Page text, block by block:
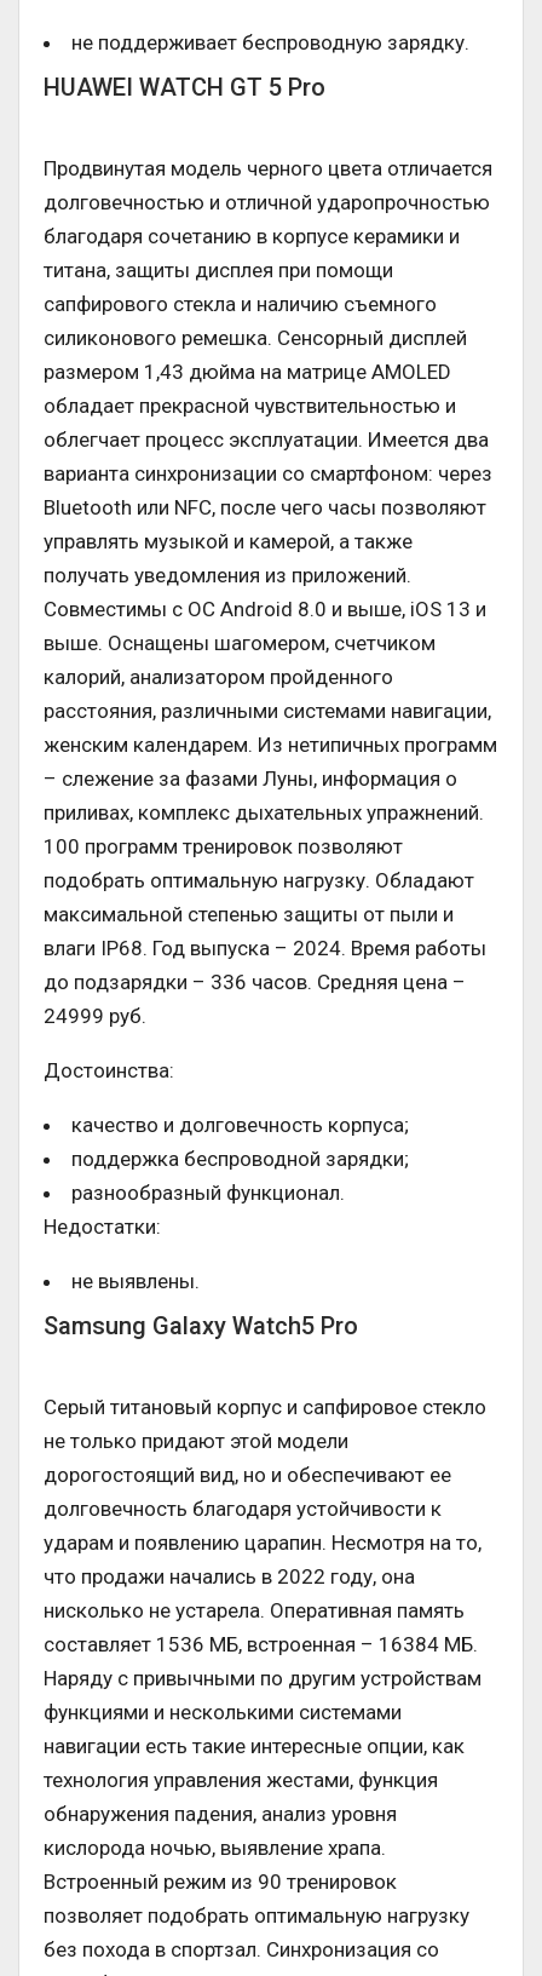
не поддерживает беспроводную зарядку.
HUAWEI WATCH GT 5 Pro
Продвинутая модель черного цвета отличается
долговечностью и отличной ударопрочностью
благодаря сочетанию в корпусе керамики и
титана, защиты дисплея при помощи
сапфирового стекла и наличию съемного
силиконового ремешка. Сенсорный дисплей
размером 1,43 дюйма на матрице AMOLED
обладает прекрасной чувствительностью и
облегчает процесс эксплуатации. Имеется два
варианта синхронизации со смартфоном: через
Bluetooth или NFC, после чего часы позволяют
управлять музыкой и камерой, а также
получать уведомления из приложений.
Совместимы с ОС Android 8.0 и выше, iOS 13 и
выше. Оснащены шагомером, счетчиком
калорий, анализатором пройденного
расстояния, различными системами навигации,
женским календарем. Из нетипичных программ
– слежение за фазами Луны, информация о
приливах, комплекс дыхательных упражнений.
100 программ тренировок позволяют
подобрать оптимальную нагрузку. Обладают
максимальной степенью защиты от пыли и
влаги IP68. Год выпуска – 2024. Время работы
до подзарядки – 336 часов. Средняя цена –
24999 руб.
Достоинства:
качество и долговечность корпуса;
поддержка беспроводной зарядки;
разнообразный функционал.
Недостатки:
не выявлены.
Samsung Galaxy Watch5 Pro
Серый титановый корпус и сапфировое стекло
не только придают этой модели
дорогостоящий вид, но и обеспечивают ее
долговечность благодаря устойчивости к
ударам и появлению царапин. Несмотря на то,
что продажи начались в 2022 году, она
нисколько не устарела. Оперативная память
составляет 1536 МБ, встроенная – 16384 МБ.
Наряду с привычными по другим устройствам
функциями и несколькими системами
навигации есть такие интересные опции, как
технология управления жестами, функция
обнаружения падения, анализ уровня
кислорода ночью, выявление храпа.
Встроенный режим из 90 тренировок
позволяет подобрать оптимальную нагрузку
без похода в спортзал. Синхронизация со